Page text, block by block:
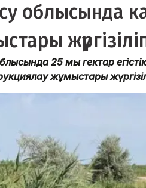
облысында
25 мың гектар
жұмыстары